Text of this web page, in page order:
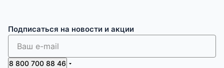
Подписаться на новости и акции
8 800 700 88 46